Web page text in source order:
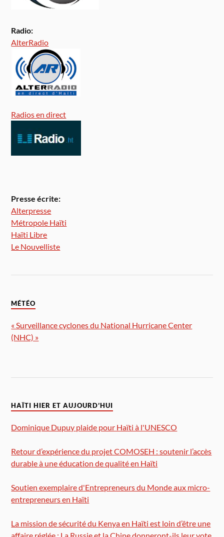
Radio:
AlterRadio
Radios en direct
Presse écrite:
Alterpresse
Métropole Haïti
Haïti Libre
Le Nouvelliste
MÉTÉO
« Surveillance cyclones du National Hurricane Center
(NHC) »
HAÏTI HIER ET AUJOURD’HUI
Dominique Dupuy plaide pour Haïti à l'UNESCO
Retour d’expérience du projet COMOSEH : soutenir l’accès
durable à une éducation de qualité en Haïti
Soutien exemplaire d'Entrepreneurs du Monde aux micro-
entrepreneurs en Haïti
La mission de sécurité du Kenya en Haïti est loin d’être une